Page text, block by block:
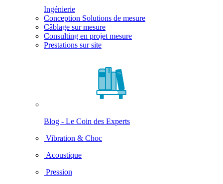
Ingénierie
Conception Solutions de mesure
Câblage sur mesure
Consulting en projet mesure
Prestations sur site
Blog - Le Coin des Experts
Vibration & Choc
Acoustique
Pression